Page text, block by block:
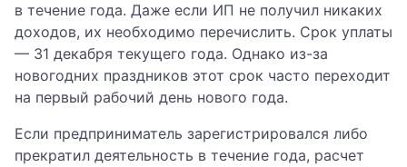
в течение года. Даже если ИП не получил никаких
доходов, их необходимо перечислить. Срок уплаты
— 31 декабря текущего года. Однако из-за
новогодних праздников этот срок часто переходит
на первый рабочий день нового года.
Если предприниматель зарегистрировался либо
прекратил деятельность в течение года, расчет